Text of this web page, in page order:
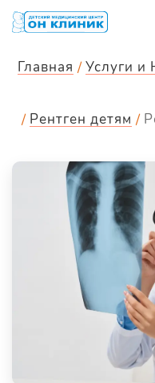
Главная Услуги и
Рентген детям